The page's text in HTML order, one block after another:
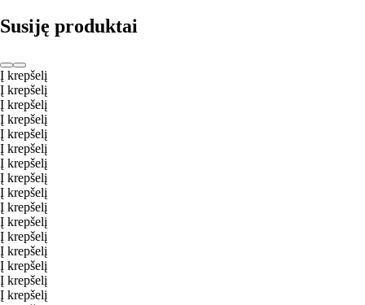
Susiję produktai
Į krepšelį
Į krepšelį
Į krepšelį
Į krepšelį
Į krepšelį
Į krepšelį
Į krepšelį
Į krepšelį
Į krepšelį
Į krepšelį
Į krepšelį
Į krepšelį
Į krepšelį
Į krepšelį
Į krepšelį
Į krepšelį